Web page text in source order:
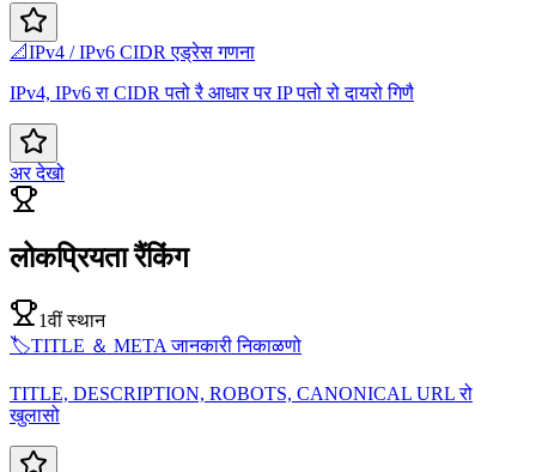
📐IPv4 / IPv6 CIDR एड्रेस गणना
IPv4, IPv6 रा CIDR पतो रै आधार पर IP पतो रो दायरो गिणै
अर देखो
लोकप्रियता रैंकिंग
1वीं स्थान
🏷️TITLE ＆ META जानकारी निकाळणो
TITLE, DESCRIPTION, ROBOTS, CANONICAL URL रो
खुलासो